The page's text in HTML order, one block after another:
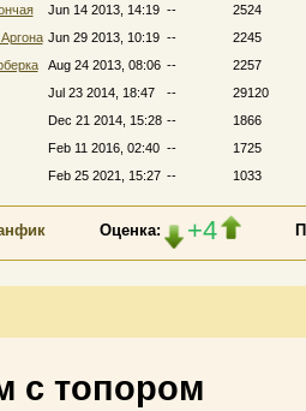
Jun 14 2013, 14:19 --
2524
Jun 29 2013, 10:19 --
2245
Aug 24 2013, 08:06 --
2257
Jul 23 2014, 18:47 --
29120
Dec 21 2014, 15:28 --
1866
Feb 11 2016, 02:40 --
1725
Feb 25 2021, 15:27 -- 1033
Оценка: +4
с топором